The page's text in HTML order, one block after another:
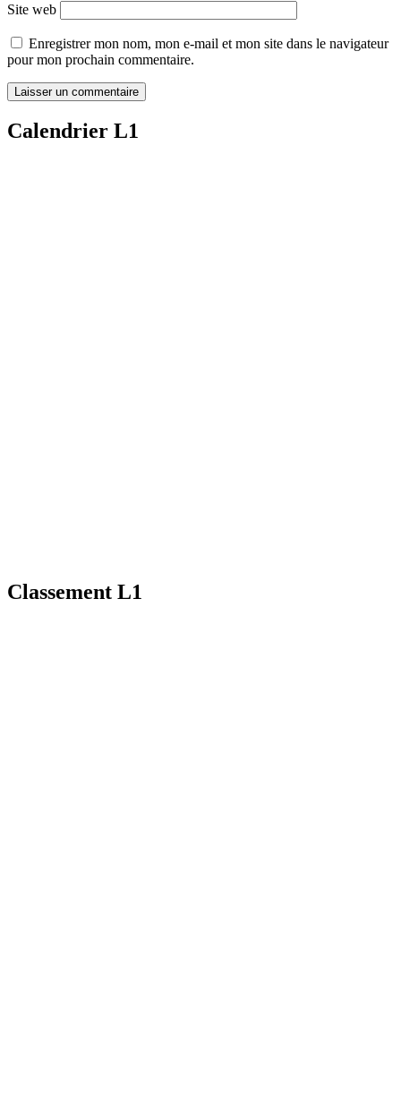
Site web
Enregistrer mon nom, mon e-mail et mon site dans le navigateur
pour mon prochain commentaire.
Calendrier L1
Classement L1